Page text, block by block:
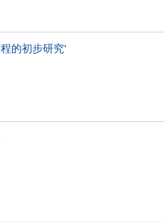
的初步研究‘